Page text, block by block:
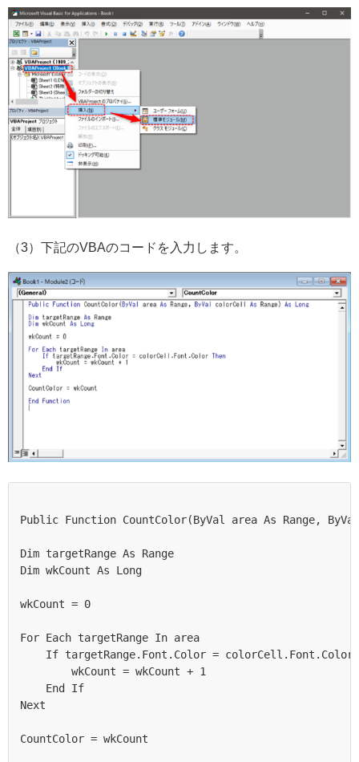
（3）下記のVBAのコードを入力します。
Public Function CountColor(ByVal area As Range,
Dim targetRange As Range
Dim wkCount As Long
wkCount = 0
For Each targetRange In area
If targetRange.Font.Color = colorCell.Font.Color
        wkCount = wkCount + 1
    End If
Next
CountColor = wkCount